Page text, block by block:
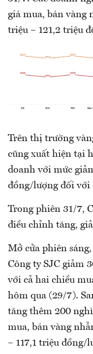
giá mua, bán vàng
triệu – 121,2 triệu
Trên thị trường
cũng xuất hiện tại
doanh với mức
đồng/lượng đối với
Trong phiên 31/7,
điều chỉnh tăng,
Mở cửa phiên
Công ty SJC giảm
với cả hai chiều
hôm qua (29/7).
tăng thêm 200
mua, bán vàng
– 117,1 triệu đồng/